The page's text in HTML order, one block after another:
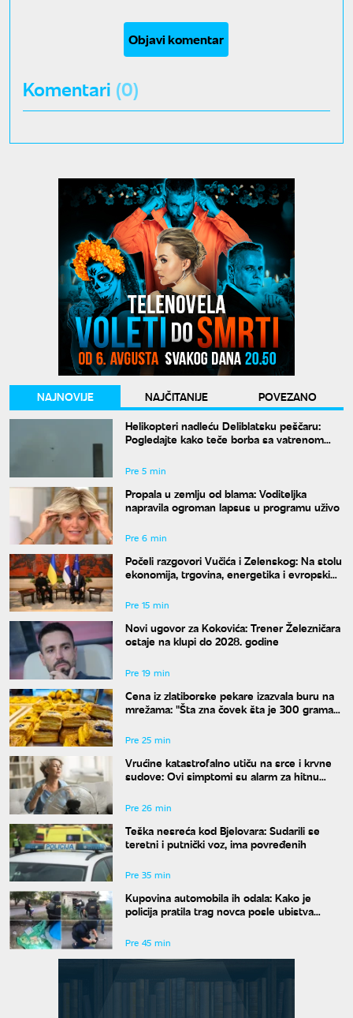
Objavi komentar
Komentari (0)
NAJNOVIJE NAJČITANIJE
POVEZANO
Helikopteri nadleću Deliblatsku peščaru:
Pogledajte kako teče borba sa vatrenom
Pre 5 min
Propala u zemlju od blama: Voditeljka
napravila ogroman lapsus u programu uživo
Pre 6 min
Počeli razgovori Vučića i Zelenskog: Na stolu
ekonomija, trgovina, energetika i evropski
Pre 15 min
Novi ugovor za Kokovića: Trener Železničara
ostaje na klupi do 2028. godine
Pre 19 min
Cena iz zlatiborske pekare izazvala buru na
mrežama: "Šta zna čovek šta je 300 grama
Pre 25 min
Vrućine katastrofalno utiču na srce i krvne
sudove: Ovi simptomi su alarm za hitnu
Pre 26 min
Teška nesreća kod Bjelovara: Sudarili se
teretni i putnički voz, ima povređenih
Pre 35 min
Kupovina automobila ih odala: Kako je
policija pratila trag novca posle ubistva
Pre 45 min